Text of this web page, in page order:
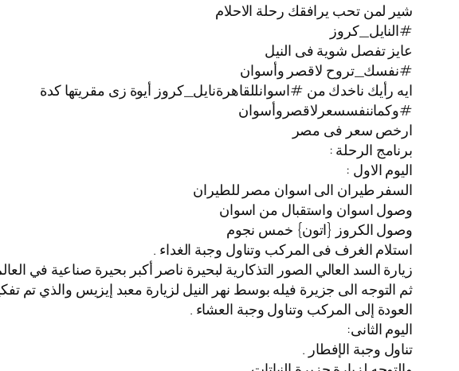
شير لمن تحب يرافقك رحلة الاحلام
#النايل_كروز
عايز تفصل شوية فى النيل
#نفسك_تروح لاقصر وأسوان
ايه رأيك ناخدك من #اسوانللقاهرةنايل_كروز أيوة زى مقريتها كدة
#وكماننفسسعرلاقصروأسوان
ارخص سعر فى مصر
برنامج الرحلة :
اليوم الاول :
السفر طيران الى اسوان مصر للطيران
️وصول اسوان واستقبال من اسوان
️وصول الكروز {اتون} خمس نجوم
استلام الغرف فى المركب وتناول وجبة الغداء .
زيارة السد العالي الصور التذكارية لبحيرة ناصر أكبر بحيرة صناعية في
ثم التوجه الى جزيرة فيله بوسط نهر النيل لزيارة معبد إيزيس والذي تم
العودة إلى المركب وتناول وجبة العشاء .
اليوم الثانى:
تناول وجبة الإفطار .